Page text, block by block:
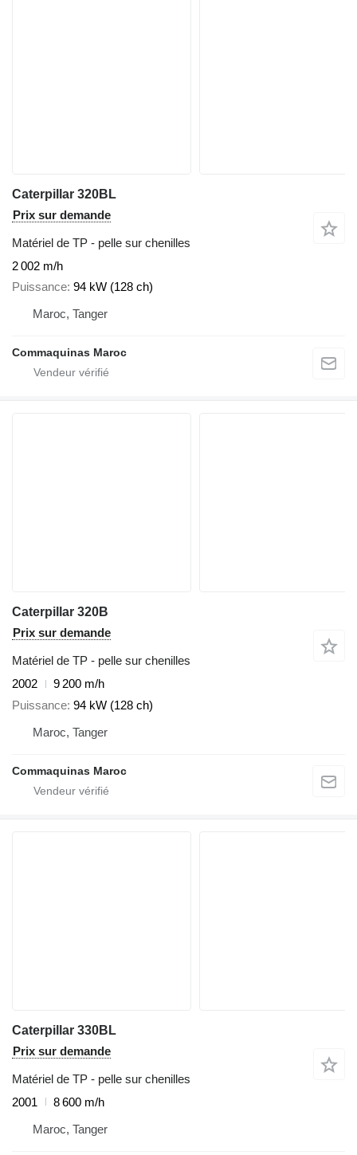
Caterpillar 320BL
Prix sur demande
Matériel de TP - pelle sur chenilles
2 002 m/h
Puissance 94 kW (128 ch)
Maroc, Tanger
Commaquinas Maroc
Caterpillar 320B
Prix sur demande
Matériel de TP - pelle sur chenilles
2002
9 200 m/h
Puissance 94 kW (128 ch)
Maroc, Tanger
Commaquinas Maroc
Caterpillar 330BL
Prix sur demande
Matériel de TP - pelle sur chenilles
2001
8 600 m/h
Maroc, Tanger